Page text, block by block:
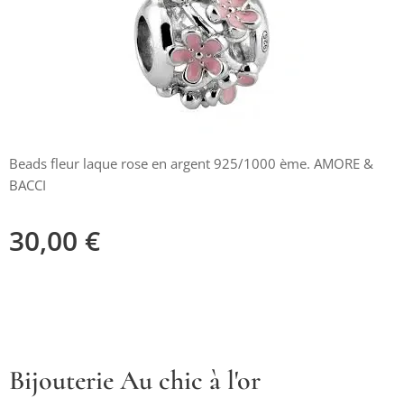
Beads fleur laque rose en argent 925/1000 ème. AMORE &
BACCI
30,00 €
Bijouterie Au chic à l'or